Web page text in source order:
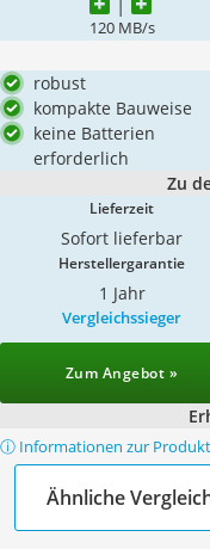
120 MB/s
robust
kompakte Bauweise
keine Batterien
erforderlich
Zu
Lieferzeit
Sofort lieferbar
Herstellergarantie
1 Jahr
Vergleichssieger
Zum Angebot »
ⓘ Informationen zur
Ähnliche